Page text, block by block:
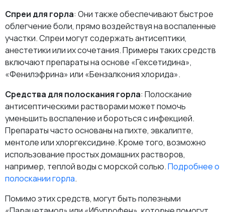
Спреи для горла: Они также обеспечивают быстрое
облегчение боли, прямо воздействуя на воспаленные
участки. Спреи могут содержать антисептики,
анестетики или их сочетания. Примеры таких средств
включают препараты на основе «Гексетидина»,
«Фенилэфрина» или «Бензалкония хлорида».
Средства для полоскания горла: Полоскание
антисептическими растворами может помочь
уменьшить воспаление и бороться с инфекцией.
Препараты часто основаны на пихте, эвкалипте,
ментоле или хлоргексидине. Кроме того, возможно
использование простых домашних растворов,
например, теплой воды с морской солью.Подробнее о
полоскании горла.
Помимо этих средств, могут быть полезными